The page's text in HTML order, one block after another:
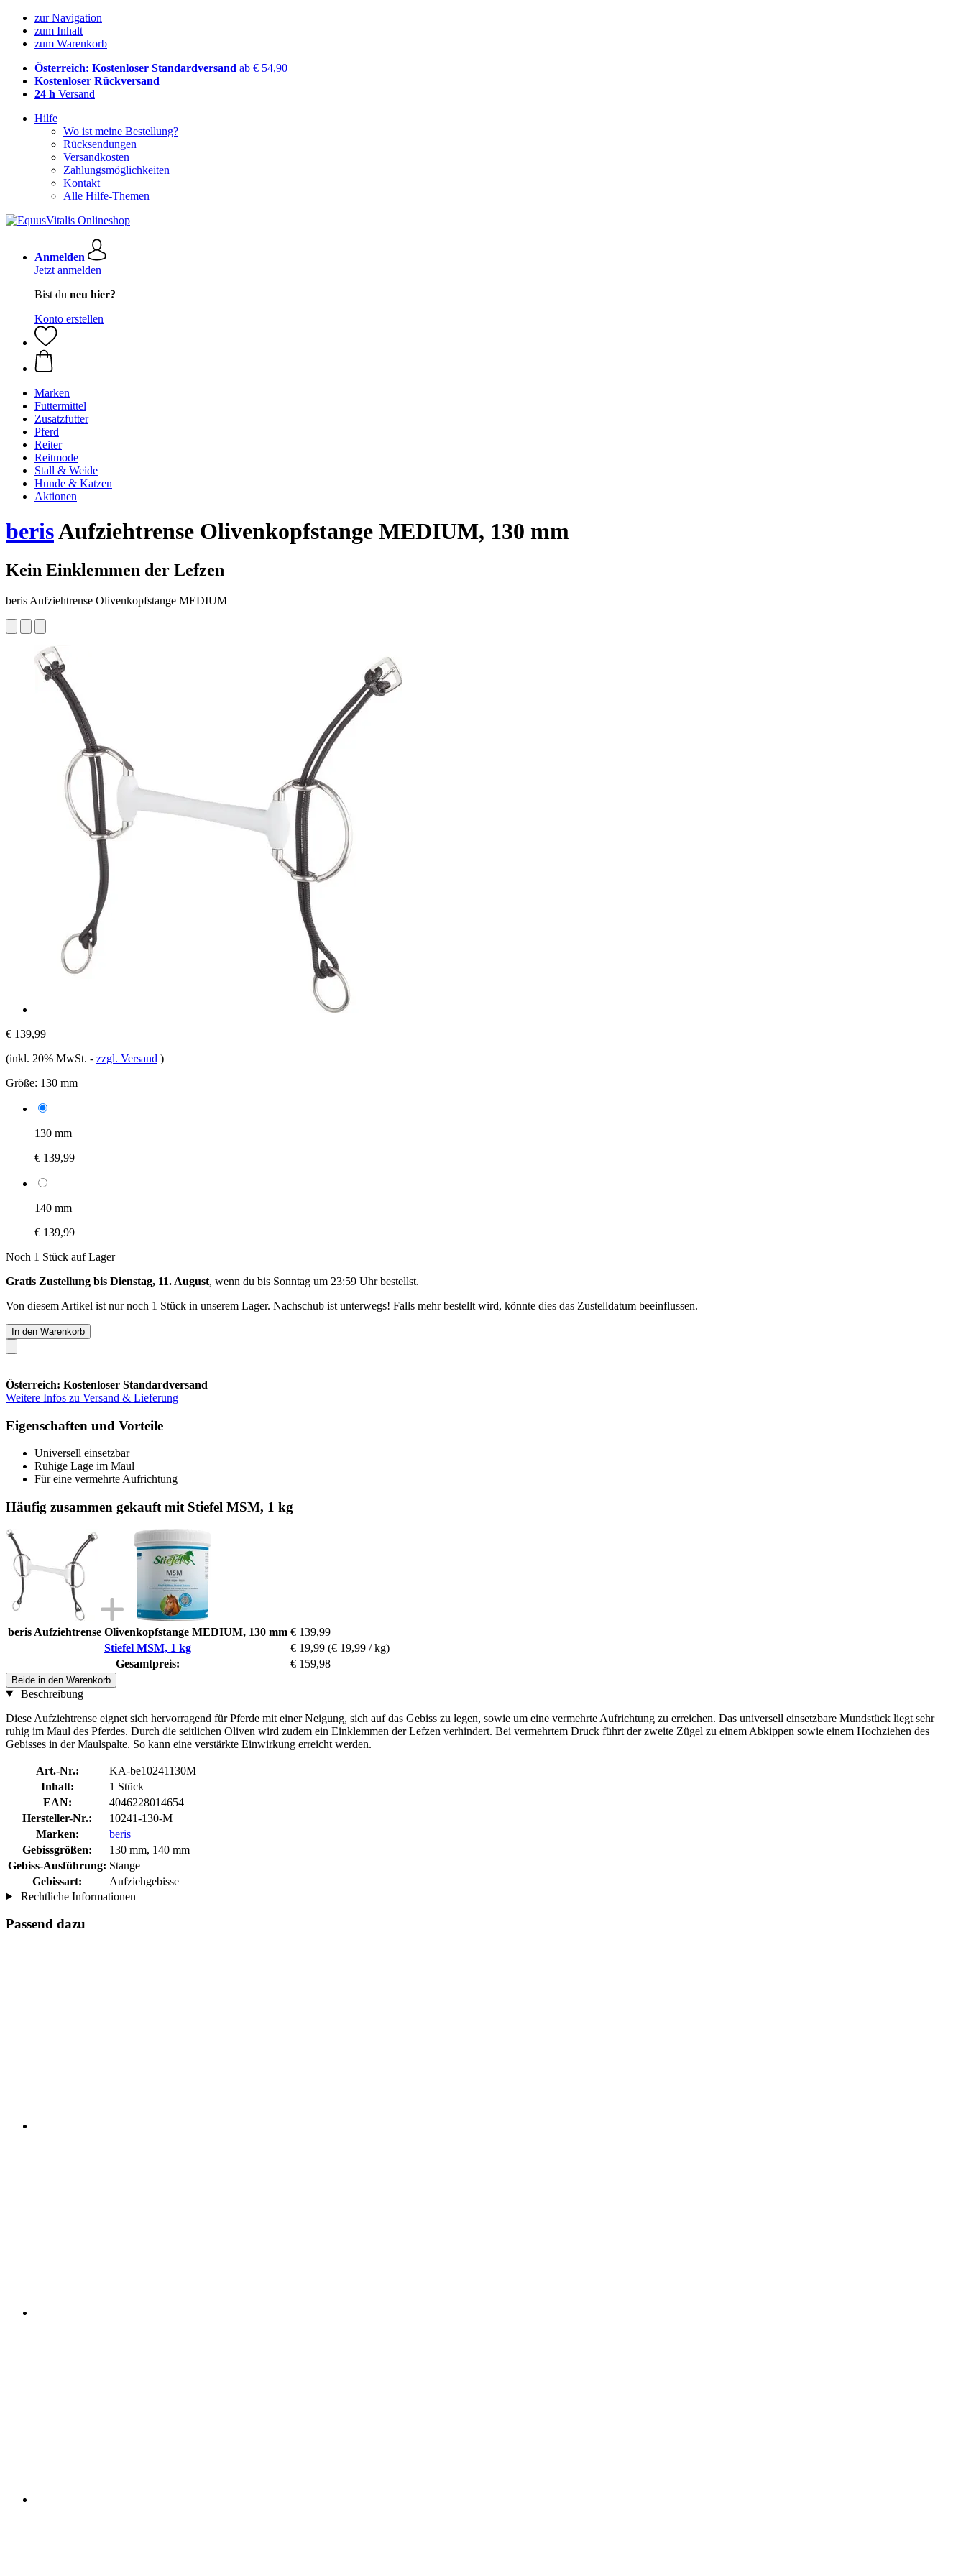
zur Navigation
zum Inhalt
zum Warenkorb
Österreich: Kostenloser Standardversand ab € 54,90
Kostenloser Rückversand
24 h Versand
Hilfe
Wo ist meine Bestellung?
Rücksendungen
Versandkosten
Zahlungsmöglichkeiten
Kontakt
Alle Hilfe-Themen
Anmelden
Jetzt anmelden
Bist du neu hier?
Konto erstellen
Marken
Futtermittel
Zusatzfutter
Pferd
Reiter
Reitmode
Stall & Weide
Hunde & Katzen
Aktionen
berisAufziehtrense Olivenkopfstange MEDIUM, 130 mm
Kein Einklemmen der Lefzen
beris Aufziehtrense Olivenkopfstange MEDIUM
€ 139,99
(inkl. 20% MwSt. - zzgl. Versand )
Größe: 130 mm
130 mm
€ 139,99
140 mm
€ 139,99
Noch 1 Stück auf Lager
Gratis Zustellung bis Dienstag, 11. August, wenn du bis Sonntag um 23:59 Uhrbestellst.
Von diesem Artikel ist nur noch 1 Stück in unserem Lager. Nachschub ist unterwegs! Falls mehr bestellt wird, könnte dies das Zustelldatum beeinflussen.
In den Warenkorb
Österreich: Kostenloser Standardversand
Weitere Infos zu Versand & Lieferung
Eigenschaften und Vorteile
Universell einsetzbar
Ruhige Lage im Maul
Für eine vermehrte Aufrichtung
Häufig zusammen gekauft mit Stiefel MSM, 1 kg
beris Aufziehtrense Olivenkopfstange MEDIUM, 130 mm € 139,99
Stiefel MSM, 1 kg
€ 19,99 (€ 19,99 / kg)
Gesamtpreis:
€ 159,98
Beide in den Warenkorb
Beschreibung
Diese Aufziehtrense eignet sich hervorragend für Pferde mit einer Neigung, sich auf das Gebiss zu legen, sowie um eine vermehrte Aufrichtung zu erreichen. Das universell einsetzbare Mundstück liegt sehr
ruhig im Maul des Pferdes. Durch die seitlichen Oliven wird zudem ein Einklemmen der Lefzen verhindert. Bei vermehrtem Druck führt der zweite Zügel zu einem Abkippen sowie einem Hochziehen des
Gebisses in der Maulspalte. So kann eine verstärkte Einwirkung erreicht werden.
Art.-Nr.:
KA-be10241130M
Inhalt:
1 Stück
EAN:
4046228014654
Hersteller-Nr.:
10241-130-M
Marken:
beris
Gebissgrößen:
130 mm, 140 mm
Gebiss-Ausführung: Stange
Gebissart:
Aufziehgebisse
Rechtliche Informationen
Passend dazu